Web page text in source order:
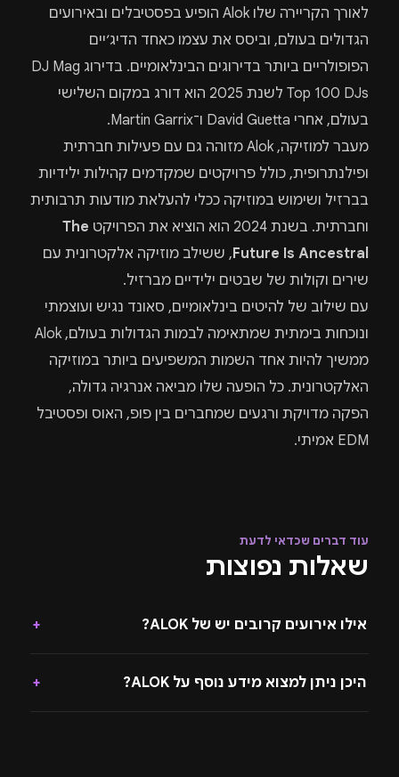
לאורך הקריירה שלו Alok הופיע בפסטיבלים ובאירועים
הגדולים בעולם, וביסס את עצמו כאחד הדיג׳יים
הפופולריים ביותר בדירוגים הבינלאומיים. בדירוג DJ Mag
Top 100 DJs לשנת 2025 הוא דורג במקום השלישי
בעולם, אחרי David Guetta ו־Martin Garrix.
מעבר למוזיקה, Alok מזוהה גם עם פעילות חברתית
ופילנתרופית, כולל פרויקטים שמקדמים קהילות ילידיות
בברזיל ושימוש במוזיקה ככלי להעלאת מודעות תרבותית
וחברתית. בשנת 2024 הוא הוציא את הפרויקט
The
Future Is Ancestral, ששילב מוזיקה אלקטרונית עם
שירים וקולות של שבטים ילידיים מברזיל.
עם שילוב של להיטים בינלאומיים, סאונד נגיש ועוצמתי
ונוכחות בימתית שמתאימה לבמות הגדולות בעולם, Alok
ממשיך להיות אחד השמות המשפיעים ביותר במוזיקה
האלקטרונית. כל הופעה שלו מביאה אנרגיה גדולה,
הפקה מדויקת ורגעים שמחברים בין פופ, האוס ופסטיבל
EDM אמיתי.
עוד דברים שכדאי לדעת
שאלות נפוצות
אילו אירועים קרובים יש של ALOK? +
היכן ניתן למצוא מידע נוסף על ALOK? +